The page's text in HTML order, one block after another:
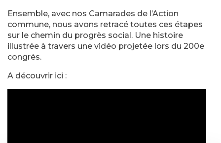
Ensemble, avec nos Camarades de l’Action
commune, nous avons retracé toutes ces étapes
sur le chemin du progrès social. Une histoire
illustrée à travers une vidéo projetée lors du 200e
congrès.
A découvrir ici :